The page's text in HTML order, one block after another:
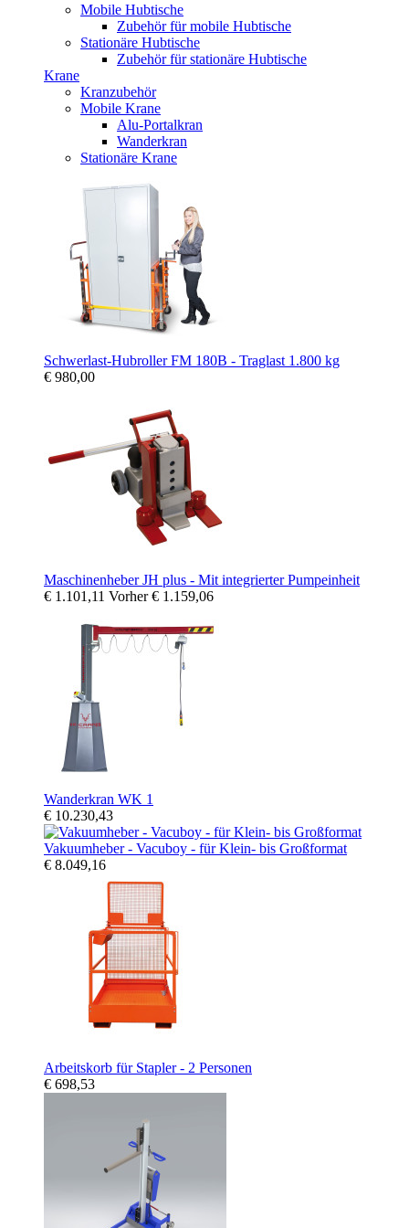
Mobile Hubtische
Zubehör für mobile Hubtische
Stationäre Hubtische
Zubehör für stationäre Hubtische
Krane
Kranzubehör
Mobile Krane
Alu-Portalkran
Wanderkran
Stationäre Krane
Schwerlast-Hubroller FM 180B - Traglast 1.800 kg
€ 980,00
Maschinenheber JH plus - Mit integrierter Pumpeinheit
€ 1.101,11 Vorher€ 1.159,06
Wanderkran WK 1
€ 10.230,43
Vakuumheber - Vacuboy - für Klein- bis Großformat
€ 8.049,16
Arbeitskorb für Stapler - 2 Personen
€ 698,53